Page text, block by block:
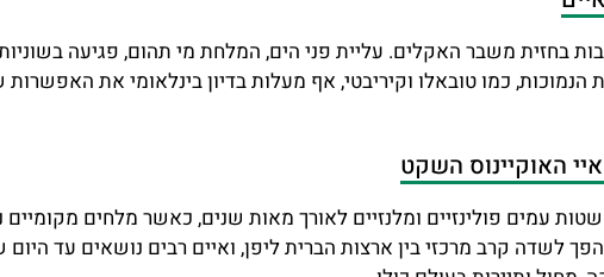
בחזית משבר האקלים. עליית פני הים, המלחת מי תהום, פגיעה
הנמוכות, כמו טובאלו וקיריבטי, אף מעלות בדיון בינלאומי את
האוקיינוס השקט
עמים פולינזיים ומלנזיים לאורך מאות שנים, כאשר מלחים מקומיים
לשדה קרב מרכזי בין ארצות הברית ליפן, ואיים רבים נושאים עד היום